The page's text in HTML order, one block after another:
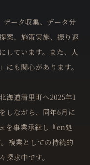
データ収集、データ分
案、施策実施、振り返
しています。また、人
も関心があります。
海道清里町へ2025年1
しながら、同年6月に
を事業承継し『en処
複業としての持続的
求中です。